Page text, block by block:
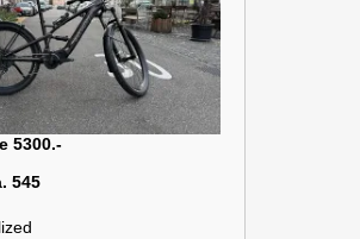
5300.-
545